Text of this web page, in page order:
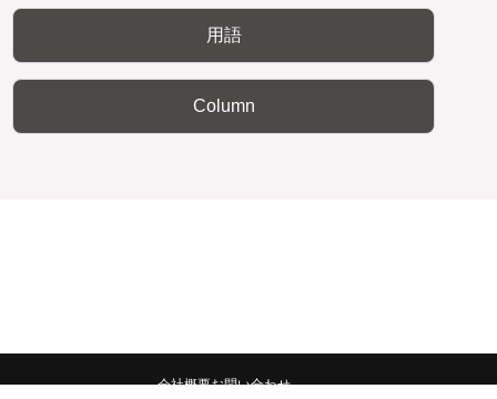
用語
Column
会社概要お問い合わせ